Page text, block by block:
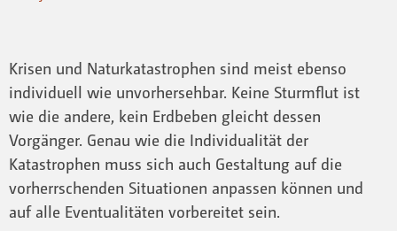
Krisen und Naturkatastrophen sind meist ebenso
individuell wie unvorhersehbar. Keine Sturmflut ist
wie die andere, kein Erdbeben gleicht dessen
Vorgänger. Genau wie die Individualität der
Katastrophen muss sich auch Gestaltung auf die
vorherrschenden Situationen anpassen können und
auf alle Eventualitäten vorbereitet sein.